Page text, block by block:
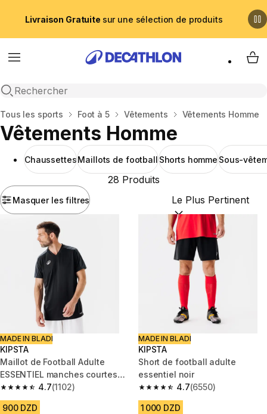
Livraison Gratuite sur une sélection de produits
Menu
Recherche ouverte
My
Accueil
Tous les sports Foot à 5 Vêtements Vêtements Homme
Vêtements Homme
ChaussettesMaillots de football Shorts homme Sous-
Masquer les filtres
28 Produits
Trier par :(optional)
MADE IN BLADI
KIPSTA
Maillot de Football Adulte
ESSENTIEL manches courtes
noir
4.7
4.7 out of 5 stars from 1102 reviews
(1102)
900 DZD
MADE IN BLADI
KIPSTA
Short de football adulte
essentiel noir
4.7
4.7 out of 5 stars from 6550
(6550)
1 000 DZD